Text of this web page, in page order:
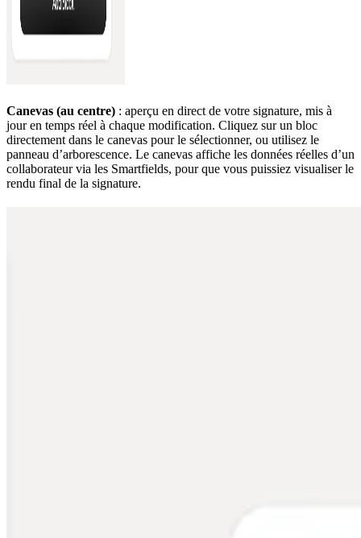
Canevas (au centre) : aperçu en direct de votre signature, mis à
jour en temps réel à chaque modification. Cliquez sur un bloc
directement dans le canevas pour le sélectionner, ou utilisez le
panneau d’arborescence. Le canevas affiche les données réelles d’un
collaborateur via les Smartfields, pour que vous puissiez visualiser le
rendu final de la signature.